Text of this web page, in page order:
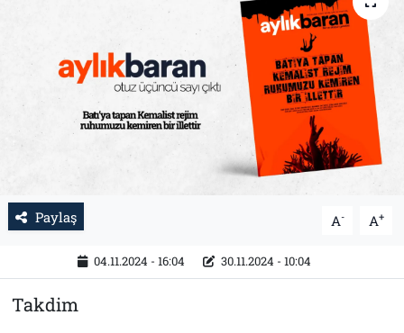
Paylaş A- A+
04.11.2024 - 16:04 30.11.2024 - 10:04
Takdim
Tarih
İletişim
Künye